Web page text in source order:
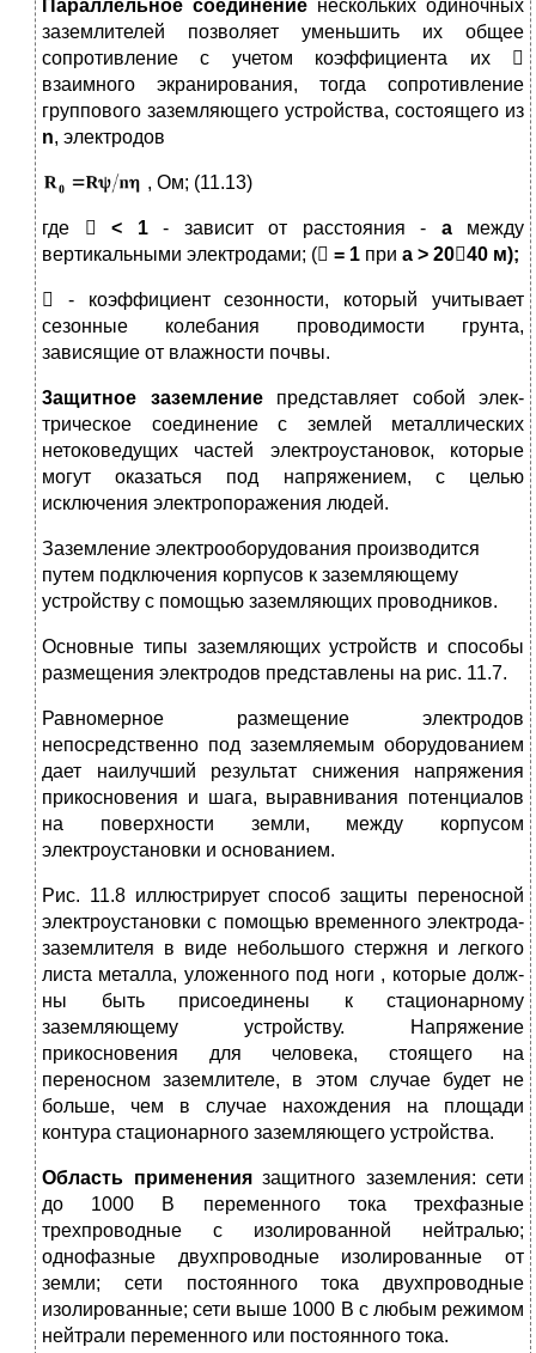
Параллельное соединение нескольких одиночных
заземлителей позволяет уменьшить их общее
сопротивление с учетом коэффициента их

взаимного экранирования, тогда сопротивление
группового за­земляющего устройства, состоящего из
n, электродов
, Ом; (11.13)
где  < 1- зависит от расстояния - aмежду
вертикальными электродами; ( = 1 при a > 2040 м);
 - коэффициент сезон­ности, который учитывает
сезонные колебания проводимости грунта,
зависящие от влажности почвы.
3ащитное заземлениепредставляет собой элек­
трическое соединение с землей металлических
нетоковедущих частей электроустановок, которые
могут оказаться под напряжением, с целью
исключения электропоражения людей.
Заземление электрооборудования производится
путем подключения корпусов к заземляющему
устройству с помощью заземляющих проводни­ков.
Основные типы заземляющих устройств и способы
размещения электродов представлены на рис. 11.7.
Равномерное размещение электродов
непосредственно под заземля­емым оборудованием
дает наилучший результат снижения напряжения
при­косновения и шага, выравнивания потенциалов
на поверхности земли, между корпусом
электроустановки и основанием.
Рис. 11.8 иллюстрирует способ защиты переносной
электроустанов­ки с помощью временного электрода-
заземлителя в виде небольшого стержня и легкого
листа металла, уложенного под ноги , которые долж­
ны быть присоединены к стационарному
заземляющему устройству. Напря­жение
прикосновения для человека, стоящего на
переносном заземлителе, в этом случае будет не
больше, чем в случае нахождения на пло­щади
контура стационарного заземляющего устройства.
Область применениязащитного заземления: сети
до 1000 В пере­менного тока трехфазные
трехпроводные с изолированной нейтралью;
однофазные двухпроводные изолированные от
земли; сети постоянного тока двухпроводные
изолированные; сети выше 1000 В с любым режи­мом
нейтрали переменного или постоянного тока.